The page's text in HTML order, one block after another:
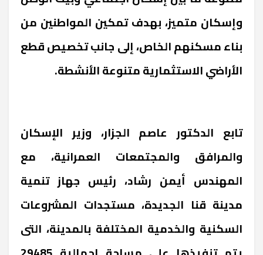
وإسكان متميز، بهدف تمكين المواطنين من
بناء مسكنهم الخاص، إلى جانب تخصيص قطع
الأراضي الاستثمارية متنوعة الأنشطة.
تابع الدكتور عاصم الجزار، وزير الإسكان
والمرافق والمجتمعات العمرانية، مع
المهندس أيمن رشاد، رئيس جهاز تنمية
مدينة قنا الجديدة، مستجدات المشروعات
السكنية والخدمية المختلفة بالمدينة، التى